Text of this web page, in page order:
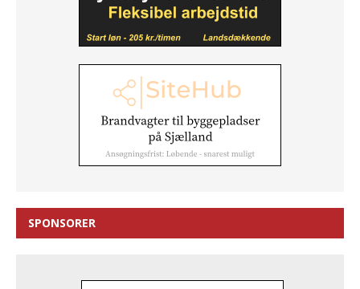
SPONSORER